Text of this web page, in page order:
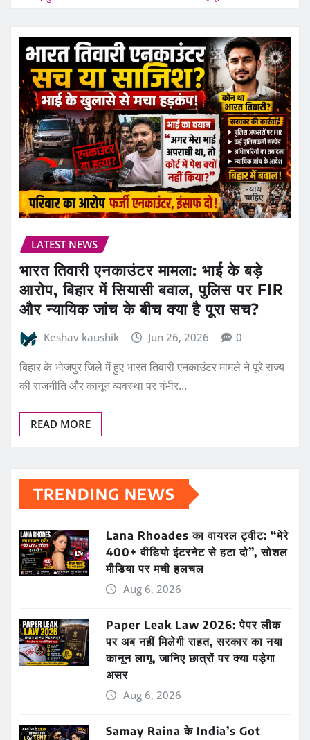
LATEST NEWS
भारत तिवारी एनकाउंटर मामला: भाई के बड़े
आरोप, बिहार में सियासी बवाल, पुलिस पर FIR
और न्यायिक जांच के बीच क्या है पूरा सच?
Keshav kaushik Jun 26, 2026 0
बिहार के भोजपुर जिले में हुए भारत तिवारी एनकाउंटर मामले ने पूरे राज्य
की राजनीति और कानून व्यवस्था पर गंभीर…
READ MORE
TRENDING NEWS
Lana Rhoades का वायरल ट्वीट: “मेरे
400+ वीडियो इंटरनेट से हटा दो”, सोशल
मीडिया पर मची हलचल
Aug 6, 2026
Paper Leak Law 2026: पेपर लीक
पर अब नहीं मिलेगी राहत, सरकार का नया
कानून लागू, जानिए छात्रों पर क्या पड़ेगा
असर
Aug 6, 2026
Samay Raina के India’s Got